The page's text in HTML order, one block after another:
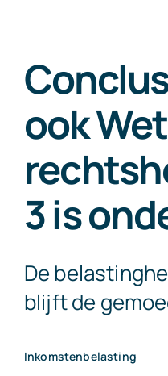
Neem
ook Wet
3 is
De
blijft de
Inkomstenbelasting